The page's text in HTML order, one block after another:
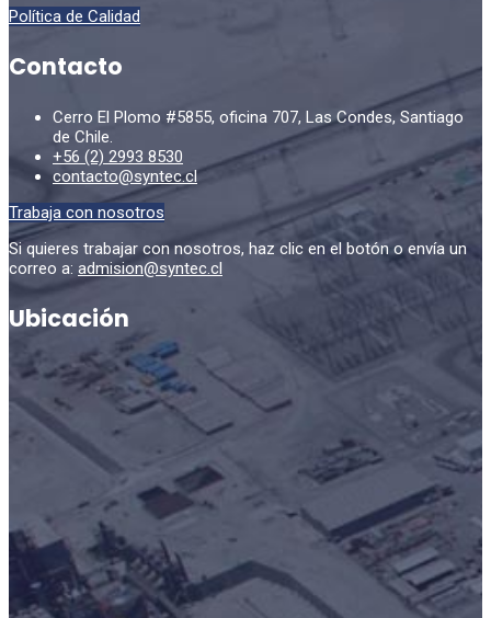
Política de Calidad
Contacto
Cerro El Plomo #5855, oficina 707, Las Condes, Santiago
de Chile.
+56 (2) 2993 8530
contacto@syntec.cl
Trabaja con nosotros
Si quieres trabajar con nosotros, haz clic en el botón o envía un
correo a: admision@syntec.cl
Ubicación